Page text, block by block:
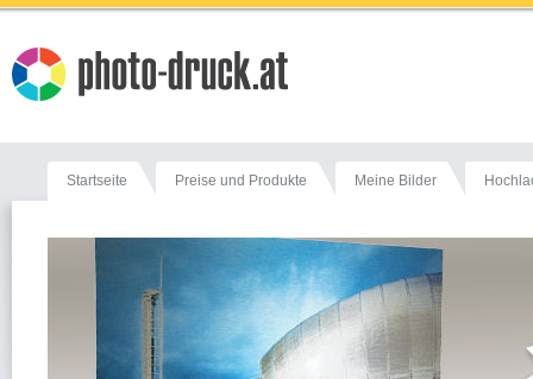
Startseite Preise und Produkte Meine Bilder